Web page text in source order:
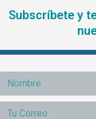
Subscríbete y